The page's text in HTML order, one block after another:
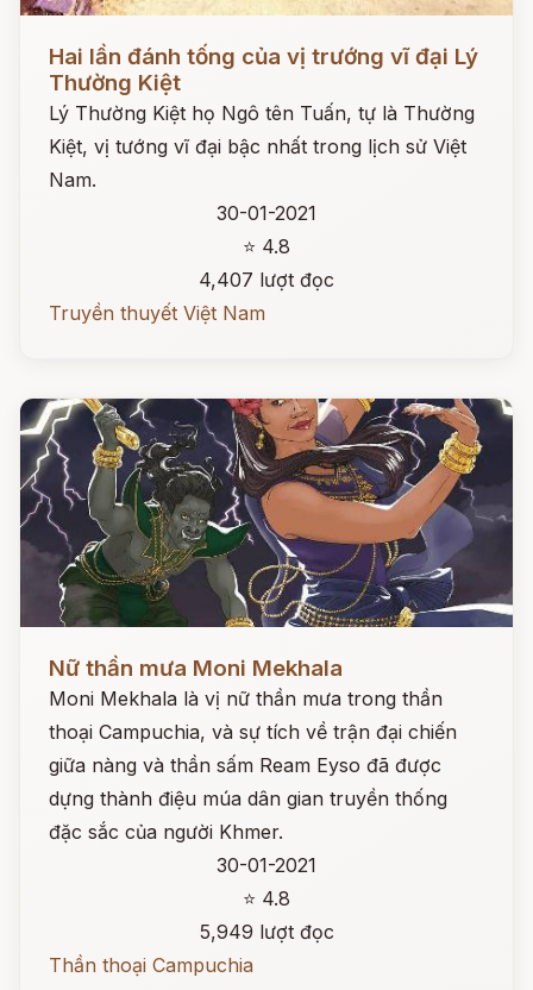
Đọc ngay
Hai lần đánh tống của vị trướng vĩ đại Lý
Thường Kiệt
Lý Thường Kiệt họ Ngô tên Tuấn, tự là Thường
Kiệt, vị tướng vĩ đại bậc nhất trong lịch sử Việt
Nam.
30-01-2021
⭐ 4.8
4,407 lượt đọc
Truyền thuyết Việt Nam
Nữ thần mưa Moni Mekhala
Moni Mekhala là vị nữ thần mưa trong thần
thoại Campuchia, và sự tích về trận đại chiến
giữa nàng và thần sấm Ream Eyso đã được
dựng thành điệu múa dân gian truyền thống
đặc sắc của người Khmer.
30-01-2021
⭐ 4.8
5,949 lượt đọc
Thần thoại Campuchia